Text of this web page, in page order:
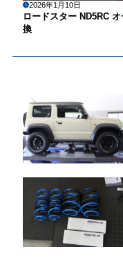
2026年1月10日
ロードスター ND5RC
換